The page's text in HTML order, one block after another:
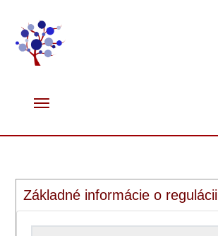
Základné informácie o regulácii